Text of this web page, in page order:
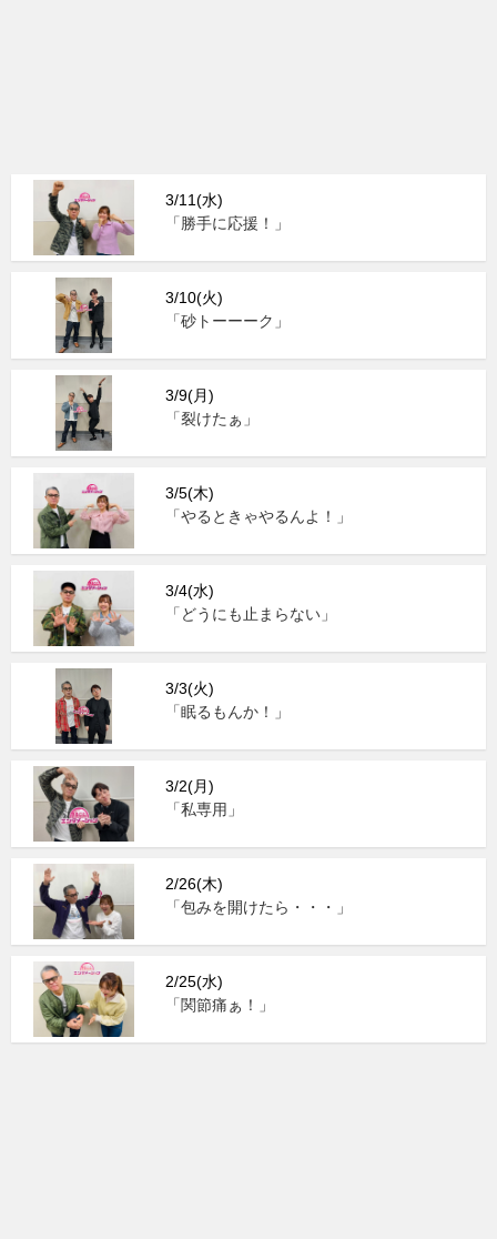
3/11(水)
「勝手に応援！」
3/10(火)
「砂トーーーク」
3/9(月)
「裂けたぁ」
3/5(木)
「やるときゃやるんよ！」
3/4(水)
「どうにも止まらない」
3/3(火)
「眠るもんか！」
3/2(月)
「私専用」
2/26(木)
「包みを開けたら・・・」
2/25(水)
「関節痛ぁ！」